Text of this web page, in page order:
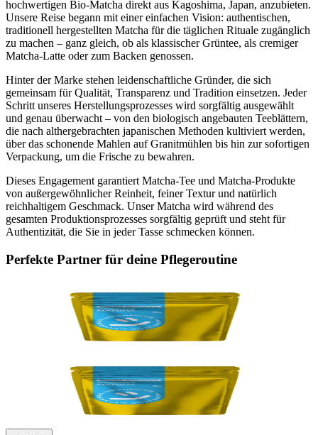
hochwertigen Bio-Matcha direkt aus Kagoshima, Japan, anzubieten.
Unsere Reise begann mit einer einfachen Vision: authentischen,
traditionell hergestellten Matcha für die täglichen Rituale zugänglich
zu machen – ganz gleich, ob als klassischer Grüntee, als cremiger
Matcha-Latte oder zum Backen genossen.
Hinter der Marke stehen leidenschaftliche Gründer, die sich
gemeinsam für Qualität, Transparenz und Tradition einsetzen. Jeder
Schritt unseres Herstellungsprozesses wird sorgfältig ausgewählt
und genau überwacht – von den biologisch angebauten Teeblättern,
die nach althergebrachten japanischen Methoden kultiviert werden,
über das schonende Mahlen auf Granitmühlen bis hin zur sofortigen
Verpackung, um die Frische zu bewahren.
Dieses Engagement garantiert Matcha-Tee und Matcha-Produkte
von außergewöhnlicher Reinheit, feiner Textur und natürlich
reichhaltigem Geschmack. Unser Matcha wird während des
gesamten Produktionsprozesses sorgfältig geprüft und steht für
Authentizität, die Sie in jeder Tasse schmecken können.
Perfekte Partner für deine Pflegeroutine